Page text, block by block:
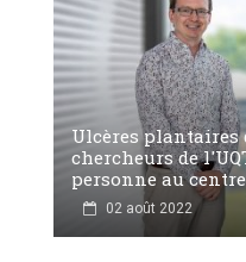
Ulcères plantaires
chercheurs de
personne au
02 août 2022